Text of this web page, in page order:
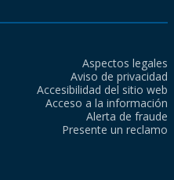
Aspectos legales
Aviso de privacidad
Accesibilidad del sitio web
Acceso a la información
Alerta de fraude
Presente un reclamo